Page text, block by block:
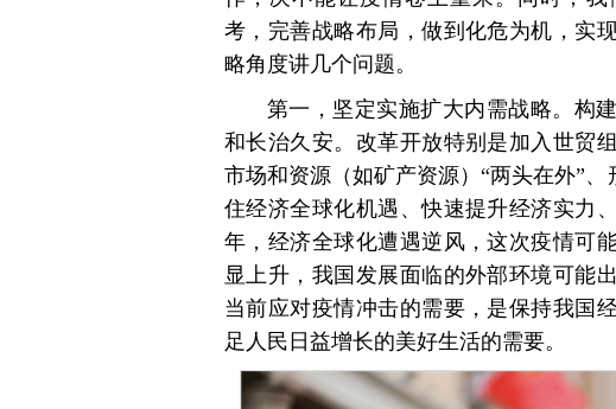
考，完善战略布局，做到化危为机，实
略角度讲几个问题。
第一，坚定实施扩大内需战略。构
和长治久安。改革开放特别是加入世贸
市场和资源（如矿产资源）“两头在外”
住经济全球化机遇、快速提升经济实力
年，经济全球化遭遇逆风，这次疫情可
显上升，我国发展面临的外部环境可能
当前应对疫情冲击的需要，是保持我国
足人民日益增长的美好生活的需要。